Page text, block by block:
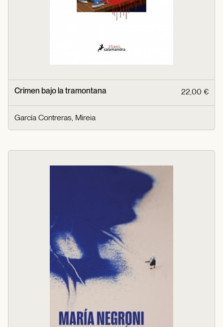
Crimen bajo la tramontana 22,00 €
García Contreras, Mireia